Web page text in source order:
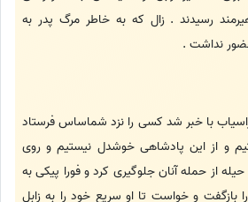
رسیدند . زال که به خاطر مرگ پدر به
حضور نداشت .
با خبر شد کسی را نزد شماساس فرستاد
و از این پادشاهی خوشدل نیستیم و روی
حیله از حمله آنان جلوگیری کرد و فورا پیکی به
بازگفت و خواست تا او سریع خود را به زابل